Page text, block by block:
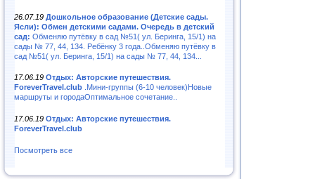
26.07.19 Дошкольное образование (Детские сады.
Ясли): Обмен детскими садами. Очередь в детский
сад: Обменяю путёвку в сад №51( ул. Беринга, 15/1) на
сады № 77, 44, 134. Ребёнку 3 года..Обменяю путёвку в
сад №51( ул. Беринга, 15/1) на сады № 77, 44, 134...
17.06.19 Отдых: Авторские путешествия.
ForeverTravel.club .Мини-группы (6-10 человек)Новые
маршруты и городаОптимальное сочетание..
17.06.19 Отдых: Авторские путешествия.
ForeverTravel.club
Посмотреть все